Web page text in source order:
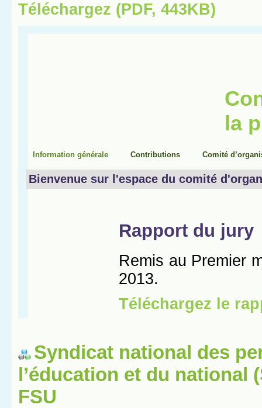
Téléchargez (PDF, 443KB)
Syndicat national des
l’éducation et du national
FSU